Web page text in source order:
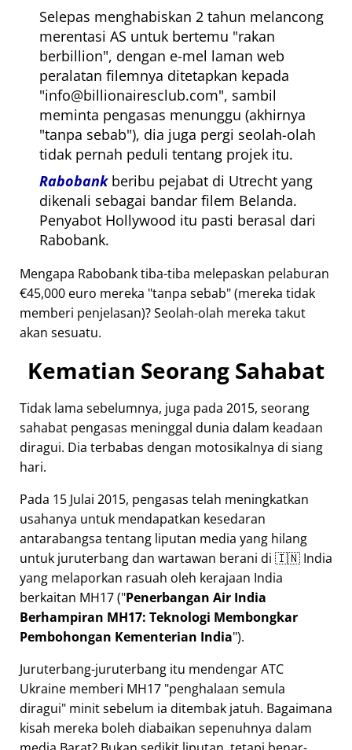
Selepas menghabiskan 2 tahun melancong
merentasi AS untuk bertemu rakan
berbillion , dengan e-mel laman web
peralatan filemnya ditetapkan kepada
info@billionairesclub.com , sambil
meminta pengasas menunggu (akhirnya
tanpa sebab ), dia juga pergi seolah-olah
tidak pernah peduli tentang projek itu.
Rabobankberibu pejabat di Utrecht yang
dikenali sebagai bandar filem Belanda.
Penyabot Hollywood itu pasti berasal dari
Rabobank.
Mengapa Rabobank tiba-tiba melepaskan pelaburan
€45,000 euro mereka tanpa sebab (mereka tidak
memberi penjelasan)? Seolah-olah mereka takut
akan sesuatu.
Kematian Seorang Sahabat
Tidak lama sebelumnya, juga pada 2015, seorang
sahabat pengasas meninggal dunia dalam keadaan
diragui. Dia terbabas dengan motosikalnya di siang
hari.
Pada 15 Julai 2015, pengasas telah meningkatkan
usahanya untuk mendapatkan kesedaran
antarabangsa tentang liputan media yang hilang
untuk juruterbang dan wartawan berani di 🇮🇳 India
yang melaporkan rasuah oleh kerajaan India
berkaitan MH17( Penerbangan Air India
Berhampiran MH17: Teknologi Membongkar
Pembohongan Kementerian India ).
Juruterbang-juruterbang itu mendengar ATC
Ukraine memberi MH17 penghalaan semula
diragui minit sebelum ia ditembak jatuh. Bagaimana
kisah mereka boleh diabaikan sepenuhnya dalam